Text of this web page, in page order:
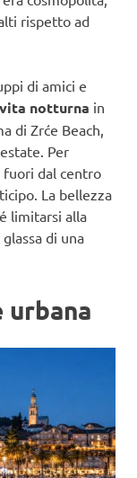
rispetto ad
di amici e
notturna in
di Zrće Beach,
Per
fuori dal centro
La bellezza
limitarsi alla
di una